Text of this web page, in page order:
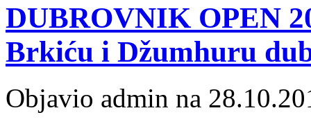
DUBROVNIK OPEN
Brkiću i Džumhuru
Objavio admin na